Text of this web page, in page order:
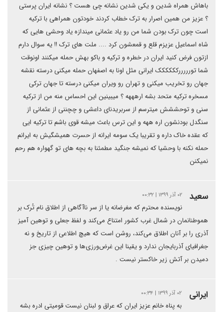
باهاش همراه شدین و یکی شدین نشانه چی هست ؟ نشانه ایران پرستی
؟ عزیز من همین اصرار به ترک خطاب کردند خودتون همراهی با ترکیه
است چون ترک بودن شما من رو یاد عثمانی میندازه یاد وحشی هایی که
شاه اسماعیل عزیزم قلع و قمعشون کرد .... ملت های ترک !! یه سوال دارم
ازتون فرض کنید ایران در خطره و ترکیه و باکو بهش حمله میکنند اونوقت
شما تورررررکککککک ایرانی مثل اونا به اصفهان حمله میکنی درسته نقشه
جهان رو تخریب میکنی و تهران رو ویران میکنی درسته تا جهان ترکی
مسخره ترکیه متحد بشه ارهههه ؟ میبینین این احساس منه من از ترکیه
سنی و توحششش میترسم از سربریدنای داعشی و چچننی از عثمانی از
سنگدل بودنشون اره ههه و این ترس باعث میشه قوی باشم تا ترکیه ایی
که عقده خاک داره و تقریبا یک سومه ایرانه از حسرت همیشگیش به ایرانم
حمله نکنه با وحشیا که نمیشه جنگید مطمئنا به بچه های تو گهواره هم رحم
نمیکنن
سعید ۰۲ آذر ۱۳۹۹ | ۰۰:۳۲
نویسنده محترم که مغرضانه یا از سر ناآگاهی از اطلاق نام تُرک بر
هموطنانمان در شمال غرب کشور امتناع می‌کند و لفظ جعلی و توهین آمیز
آذری را بر آنان اطلاق می‌کند، روشن است که هیچ اطلاعی از تاریخ و نه
جغرافیای آذربایجان ندارد و یقینا این غرض‌ورزی‌ها و توهین چیزی جز
دمیدن بر آتش زیر خاکستر نیست .
ایرانی ۰۲ آذر ۱۳۹۹ | ۰۰:۳۴
به پناه خانم عزیز ایران که عراق و لبنان نیست قومیتی ادره بشه